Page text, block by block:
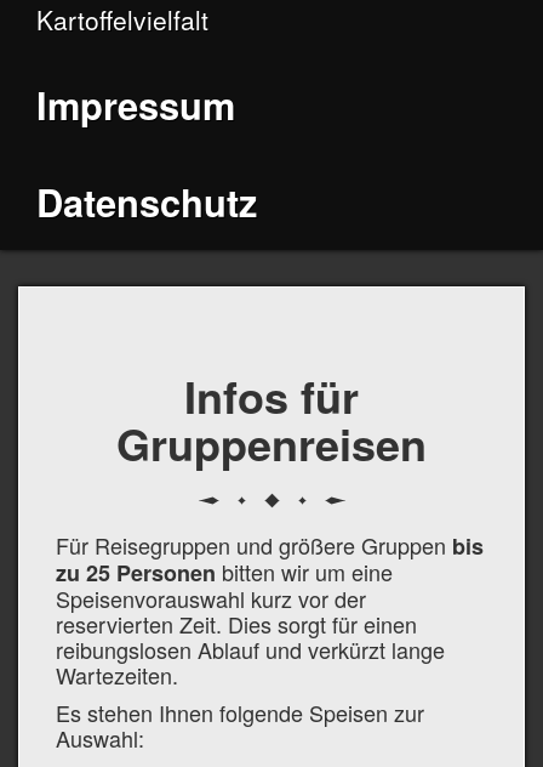
Kartoffelvielfalt
Impressum
Datenschutz
Infos für
Gruppenreisen
Für Reisegruppen und größere Gruppen bis
zu 25 Personen bitten wir um eine
Speisenvorauswahl kurz vor der
reservierten Zeit. Dies sorgt für einen
reibungslosen Ablauf und verkürzt lange
Wartezeiten.
Es stehen Ihnen folgende Speisen zur
Auswahl: